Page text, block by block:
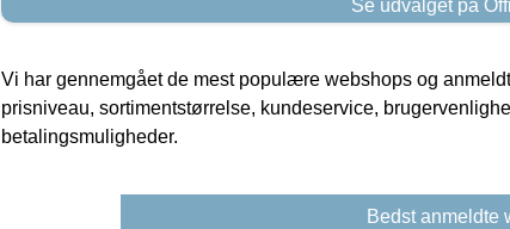
Se udvalget på
Vi har gennemgået de mest populære webshops og
prisniveau, sortimentstørrelse, kundeservice,
betalingsmuligheder.
Bedst anmeldte